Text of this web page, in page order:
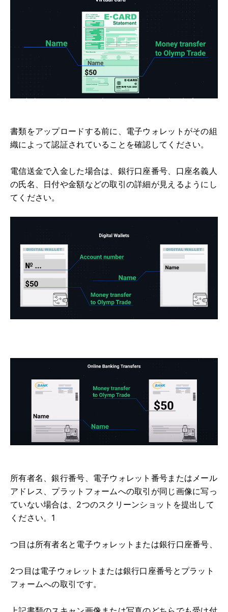
書類をアップロードする前に、電子ウォレットがその組
織によって認証されていることを確認してください。
電信送金で入金した場合は、銀行口座番号、口座名義人
の氏名、日付や金額などの取引の詳細が見えるようにし
てください。
所有者名、銀行番号、電子ウォレット番号またはメール
アドレス、プラットフォームへの取引が同じ画像に写っ
ていない場合は、2つのスクリーンショットを提出して
ください。1
つ目は所有者名と電子ウォレットまたは銀行口座番号、
2つ目は電子ウォレットまたは銀行口座番号とプラット
フォームへの取引です。